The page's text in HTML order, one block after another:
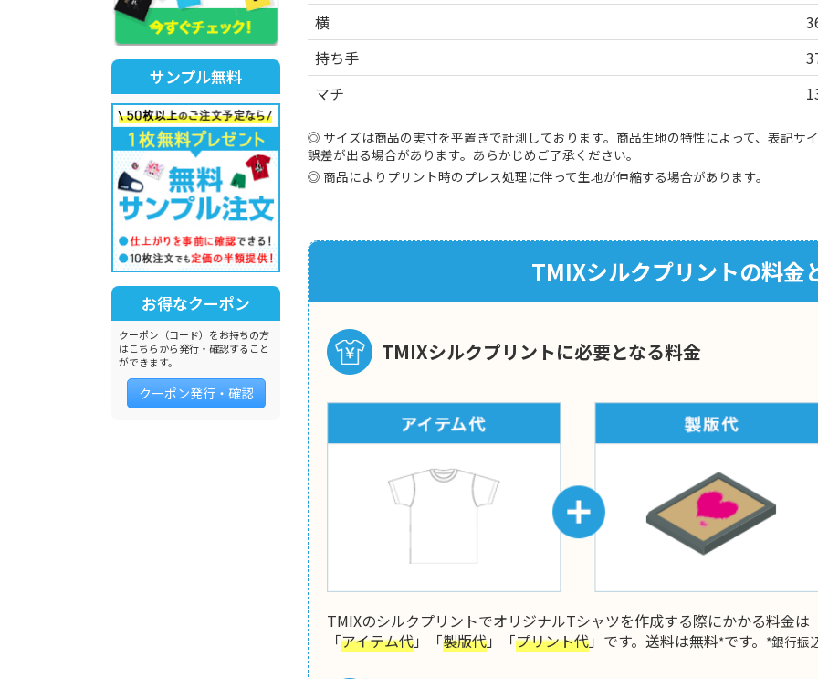
横
持ち手
マチ
サイズは商品の実寸を平置きで計測しております。商品生地の特性によって、表記サ
誤差が出る場合があります。あらかじめご了承ください。
商品によりプリント時のプレス処理に伴って生地が伸縮する場合があります。
TMIXシルクプリントの料金
TMIXシルクプリントに必要となる料金
TMIXのシルクプリントでオリジナルTシャツを作成する際にかかる料金は
「アイテム代」「製版代」「プリント代」です。送料は無料*です。 *銀行振
サンプル無料
お得なクーポン
クーポン（コード）をお持ちの方
はこちらから発行・確認すること
ができます。
クーポン発行・確認